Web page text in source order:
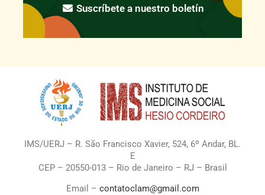
Suscríbete a nuestro boletín
IMS/UERJ – R. São Francisco Xavier, 524, 6º Andar, BL.
E
CEP – 20550-013 – Rio de Janeiro – RJ – Brasil
Email – contatoclam@gmail.com